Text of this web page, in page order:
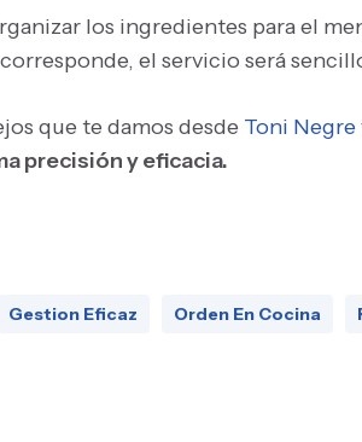
los ingredientes para el
el servicio será
que te damos desde Toni Negre
precisión y eficacia.
Gestion Eficaz Orden En Cocina